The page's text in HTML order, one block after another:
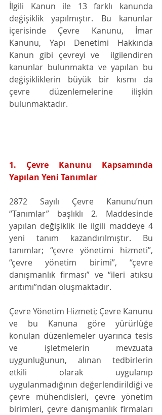
İlgili Kanun ile 13 farklı kanunda
değişiklik yapılmıştır. Bu kanunlar
içerisinde Çevre Kanunu, İmar
Kanunu, Yapı Denetimi Hakkında
Kanun gibi çevreyi ve  ilgilendiren
kanunlar bulunmakta ve yapılan bu
değişikliklerin büyük bir kısmı da
çevre düzenlemelerine ilişkin
bulunmaktadır.
1. Çevre Kanunu Kapsamında
Yapılan Yeni Tanımlar
2872 Sayılı Çevre Kanunu’nun
“Tanımlar” başlıklı 2. Maddesinde
yapılan değişiklik ile ilgili maddeye 4
yeni tanım kazandırılmıştır. Bu
tanımlar; “çevre yönetimi hizmeti”,
“çevre yönetim birimi”, “çevre
danışmanlık firması” ve “ileri atıksu
arıtımı”ndan oluşmaktadır.
Çevre Yönetim Hizmeti; Çevre Kanunu
ve bu Kanuna göre yürürlüğe
konulan düzenlemeler uyarınca tesis
ve işletmelerin mevzuata
uygunluğunun, alınan tedbirlerin
etkili olarak uygulanıp
uygulanmadığının değerlendirildiği ve
çevre mühendisleri, çevre yönetim
birimleri, çevre danışmanlık firmaları